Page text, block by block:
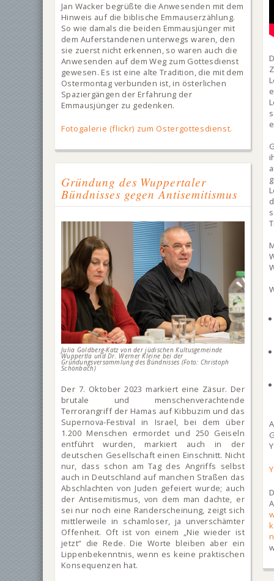
Jan Wacker begrüßte die Anwesenden mit dem
Hinweis auf die biblische Emmauserzählung.
So wie damals die beiden Emmausjünger mit
dem Auferstandenen unterwegs waren, den
sie zuerst nicht erkennen, so waren auch die
Anwesenden auf dem Weg zum Gottesdienst
gewesen. Es ist eine alte Tradition, die mit dem
Ostermontag verbunden ist, in österlichen
Spaziergängen der Erfahrung der
Emmausjünger zu gedenken.
Fotogalerie (flickr) zum Ostergottesdienst.
Gründung des Wuppertaler
Bündnisses gegen Antisemitismus
Julia Goldberg-Katz von der jüdischen Kultusgemeinde
Wuppertla und Dr. Werner Kleine bei der
Gründungsversammlung des Bündnisses (Foto: Christoph
Schönbach)
Der 7. Oktober 2023 markiert eine Zäsur. Der
brutale und menschenverachtende
Terrorangriff der Hamas auf Kibbuzim und das
Supernova-Festival in Israel, bei dem über
1.200 Menschen ermordet und 250 Geiseln
entführt wurden, markiert auch in der
deutschen Gesellschaft einen Einschnitt. Nicht
nur, dass schon am Tag des Angriffs selbst
auch in Deutschland auf manchen Straßen das
Abschlachten von Juden gefeiert wurde; auch
der Antisemitismus, von dem man dachte, er
sei nur noch eine Randerscheinung, zeigt sich
mittlerweile in schamloser, ja unverschämter
Offenheit. Oft ist von einem „Nie wieder ist
jetzt“ die Rede. Die Worte bleiben aber ein
Lippenbekenntnis, wenn es keine praktischen
Konsequenzen hat.
n